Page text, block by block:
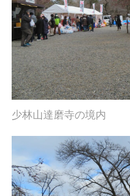
少林山達磨寺の境内